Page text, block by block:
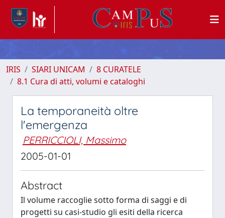
IRIS SIARI UNICAM
8 CURATELE
8.1 Cura di atti, volumi e cataloghi
La temporaneità oltre
l'emergenza
PERRICCIOLI, Massimo
2005-01-01
Abstract
Il volume raccoglie sotto forma di saggi e di
progetti su casi-studio gli esiti della ricerca